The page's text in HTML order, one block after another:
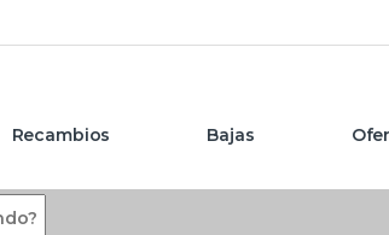
Recambios Bajas